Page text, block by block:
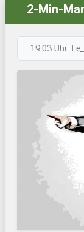
2-Min-
19:03 Uhr: